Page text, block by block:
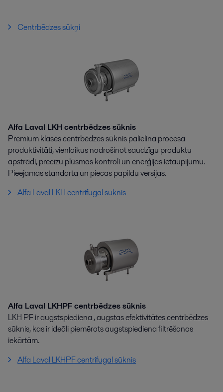
Centrbēdzes sūkņi
Alfa Laval LKH centrbēdzes sūknis
Premium klases centrbēdzes sūknis palielina procesa
produktivitāti, vienlaikus nodrošinot saudzīgu produktu
apstrādi, precīzu plūsmas kontroli un enerģijas ietaupījumu.
Pieejamas standarta un piecas papildu versijas.
Alfa Laval LKH centrifugal sūknis
Alfa Laval LKHPF centrbēdzes sūknis
LKH PF ir augstspiediena , augstas efektivitātes centrbēdzes
sūknis, kas ir ideāli piemērots augstspiediena filtrēšanas
iekārtām.
Alfa Laval LKHPF centrifugal sūknis